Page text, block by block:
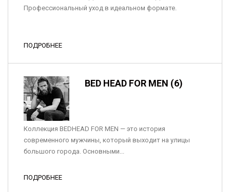
Профессиональный уход в идеальном формате.
ПОДРОБНЕЕ
BED HEAD FOR MEN (6)
Коллекция BEDHEAD FOR MEN — это история
современного мужчины, который выходит на улицы
большого города. Основными...
ПОДРОБНЕЕ